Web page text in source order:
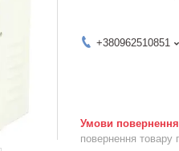
+380962510851
повернення товару